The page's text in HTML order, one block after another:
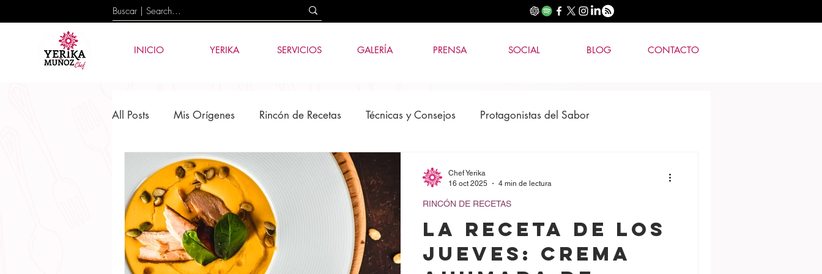
INICIO YERIKA SERVICIOS GALERÍA PRENSA SOCIAL BLOG CONTACTO
All Posts Mis Orígenes Rincón de Recetas Técnicas y Consejos Protagonistas del Sabor
Cultura y Tradición Tecnología e IA
LA RECETA DE LOS
JUEVES: Crema
RINCÓN DE RECETAS
Chef Yerika
16 oct 2025
4 min de lectura